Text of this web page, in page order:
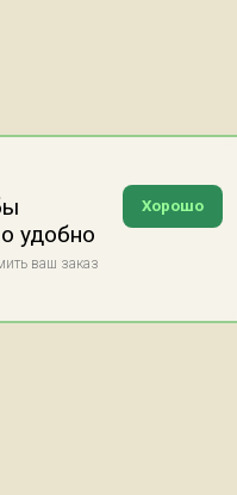
Хорошо
удобно
ваш заказ